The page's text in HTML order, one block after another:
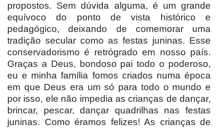
propostos. Sem dúvida alguma, é um grande
equívoco do ponto de vista histórico e
pedagógico, deixando de comemorar uma
tradição secular como as festas juninas. Esse
conservadorismo é retrógrado em nosso país.
Graças a Deus, bondoso pai todo o poderoso,
eu e minha família fomos criados numa época
em que Deus era um só para todo o mundo e
por isso, ele não impedia as crianças de dançar,
brincar, pescar, dançar quadrilhas nas festas
juninas. Como éramos felizes! As crianças de